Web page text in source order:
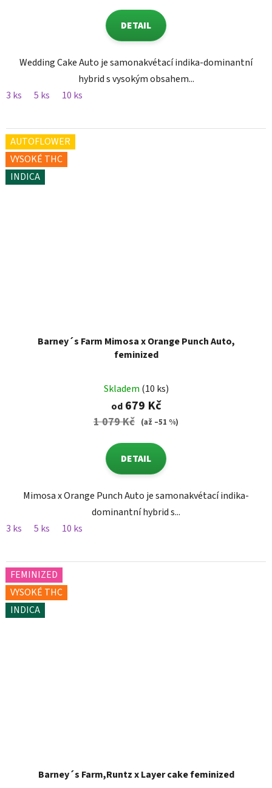
DETAIL
Wedding Cake Auto je samonakvétací indika-dominantní
hybrid s vysokým obsahem...
3 ks
5 ks 10 ks
AUTOFLOWER
VYSOKÉ THC
INDICA
Barney´s Farm Mimosa x Orange Punch Auto,
feminized
Skladem (10 ks)
od679 Kč
1 079 Kč (až –51 %)
DETAIL
Mimosa x Orange Punch Auto je samonakvétací indika-
dominantní hybrid s...
3 ks
5 ks 10 ks
FEMINIZED
VYSOKÉ THC
INDICA
Barney´s Farm,Runtz x Layer cake feminized